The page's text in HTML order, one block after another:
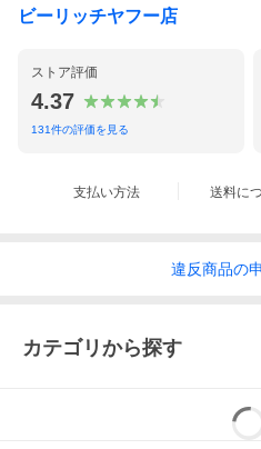
全体
・付属
内側状態
・汚れ
金具 ・メッ
備考
・付属のショルダ
だと思います
● 詳細は、パソコン版、スマート
ITEM
ビーリッチヤフー店
ストア評価
4.37
131件の評価を見る
支払い方法 送料に
違反商品の
カテゴリから探す